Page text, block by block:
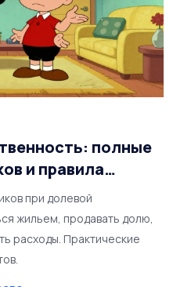
полные
и правила
при долевой
жильем, продавать долю,
расходы. Практические